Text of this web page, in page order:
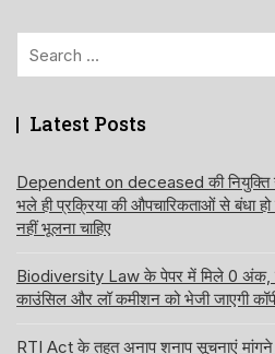
Latest Posts
Dependent on deceased की नियुक्ति
भले ही प्रक्रिया की औपचारिकताओं से बंधा
नहीं भूलना चाहिए
Biodiversity Law के पेपर में मिले 0 अंक,
काउंसिल और लॉ कमीशन को भेजी जाएगी
RTI Act के तहत अनाप शनाप सूचनाएं मांगने